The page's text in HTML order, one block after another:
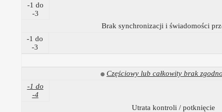
-1 do
-3
Brak synchronizacji i świadomości
-1 do
-3
Częściowy lub całkowity brak
-1 do
-4
Utrata kontroli / potknięcie